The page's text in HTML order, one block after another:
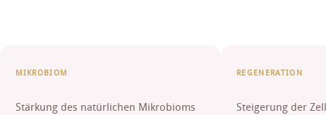
MIKROBIOM
Stärkung des natürlichen Mikrobioms
REGENERATION
Steigerung der